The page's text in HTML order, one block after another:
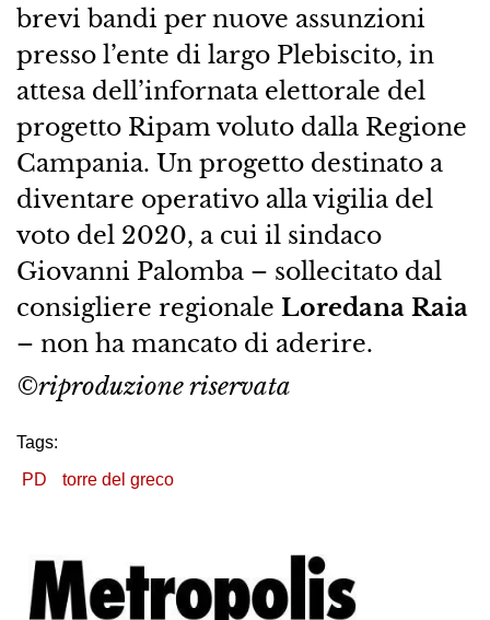
brevi bandi per nuove assunzioni
presso l’ente di largo Plebiscito, in
attesa dell’infornata elettorale del
progetto Ripam voluto dalla Regione
Campania. Un progetto destinato a
diventare operativo alla vigilia del
voto del 2020, a cui il sindaco
Giovanni Palomba – sollecitato dal
consigliere regionale Loredana Raia
– non ha mancato di aderire.
©riproduzione riservata
Tags:
PD
torre del greco